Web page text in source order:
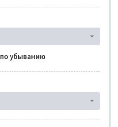
по убыванию